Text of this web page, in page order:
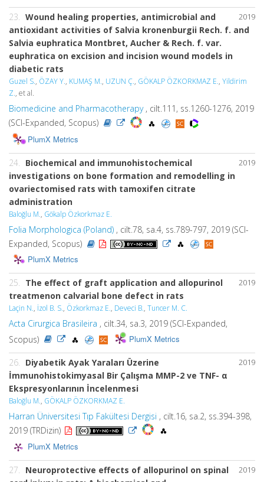
2019
23.
Wound healing properties, antimicrobial and
antioxidant activities of Salvia kronenburgii Rech. f. and
Salvia euphratica Montbret, Aucher & Rech. f. var.
euphratica on excision and incision wound models in
diabetic rats
Guzel S., ÖZAY Y., KUMAŞ M., UZUN Ç., GÖKALP ÖZKORKMAZ E., Yildirim
Z., et al.
Biomedicine and Pharmacotherapy, cilt.111, ss.1260-1276, 2019
(SCI-Expanded, Scopus)
PlumX Metrics
2019
24.
Biochemical and immunohistochemical
investigations on bone formation and remodelling in
ovariectomised rats with tamoxifen citrate
administration
Baloğlu M., Gökalp Özkorkmaz E.
Folia Morphologica (Poland) , cilt.78, sa.4, ss.789-797, 2019 (SCI-
Expanded, Scopus)
PlumX Metrics
2019
25.
The effect of graft application and allopurinol
treatmenon calvarial bone defect in rats
Laçin N., İzol B. S., Özkorkmaz E., Deveci B., Tuncer M. C.
Acta Cirurgica Brasileira , cilt.34, sa.3, 2019 (SCI-Expanded,
Scopus)
PlumX Metrics
2019
26.
Diyabetik Ayak Yaraları Üzerine
İmmunohistokimyasal Bir Çalışma MMP-2 ve TNF- α
Ekspresyonlarının İncelenmesi
Baloğlu M., GÖKALP ÖZKORKMAZ E.
Harran Üniversitesi Tıp Fakültesi Dergisi , cilt.16, sa.2, ss.394-398,
2019 (TRDizin)
PlumX Metrics
2019
27. Neuroprotective effects of allopurinol on spinal